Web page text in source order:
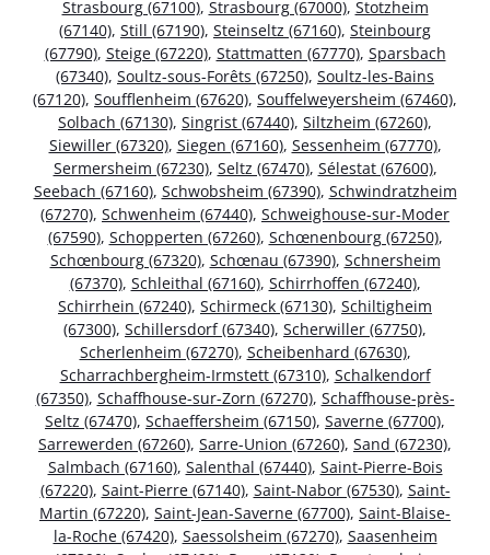
Strasbourg (67100), Strasbourg (67000), Stotzheim
(67140), Still (67190), Steinseltz (67160), Steinbourg
(67790), Steige (67220), Stattmatten (67770), Sparsbach
(67340), Soultz-sous-Forêts (67250), Soultz-les-Bains
(67120), Soufflenheim (67620), Souffelweyersheim (67460),
Solbach (67130), Singrist (67440), Siltzheim (67260),
Siewiller (67320), Siegen (67160), Sessenheim (67770),
Sermersheim (67230), Seltz (67470), Sélestat (67600),
Seebach (67160), Schwobsheim (67390), Schwindratzheim
(67270), Schwenheim (67440), Schweighouse-sur-Moder
(67590), Schopperten (67260), Schœnenbourg (67250),
Schœnbourg (67320), Schœnau (67390), Schnersheim
(67370), Schleithal (67160), Schirrhoffen (67240),
Schirrhein (67240), Schirmeck (67130), Schiltigheim
(67300), Schillersdorf (67340), Scherwiller (67750),
Scherlenheim (67270), Scheibenhard (67630),
Scharrachbergheim-Irmstett (67310), Schalkendorf
(67350), Schaffhouse-sur-Zorn (67270), Schaffhouse-près-
Seltz (67470), Schaeffersheim (67150), Saverne (67700),
Sarrewerden (67260), Sarre-Union (67260), Sand (67230),
Salmbach (67160), Salenthal (67440), Saint-Pierre-Bois
(67220), Saint-Pierre (67140), Saint-Nabor (67530), Saint-
Martin (67220), Saint-Jean-Saverne (67700), Saint-Blaise-
la-Roche (67420), Saessolsheim (67270), Saasenheim